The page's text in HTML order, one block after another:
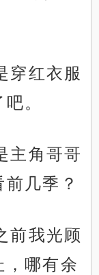
穿红衣服
。
主角哥哥
几季？
前我光顾
，哪有余